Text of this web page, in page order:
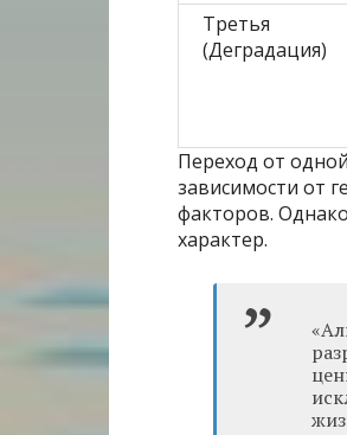
Третья
(Деградация)
Переход от
зависимости от
факторов.
характер.